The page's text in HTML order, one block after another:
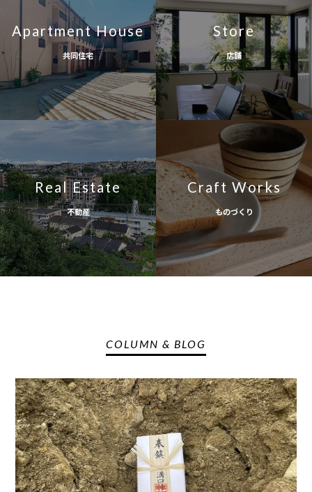
Apartment House
共同住宅
Store
店舗
Real Estate
不動産
Craft Works
ものづくり
COLUMN & BLOG